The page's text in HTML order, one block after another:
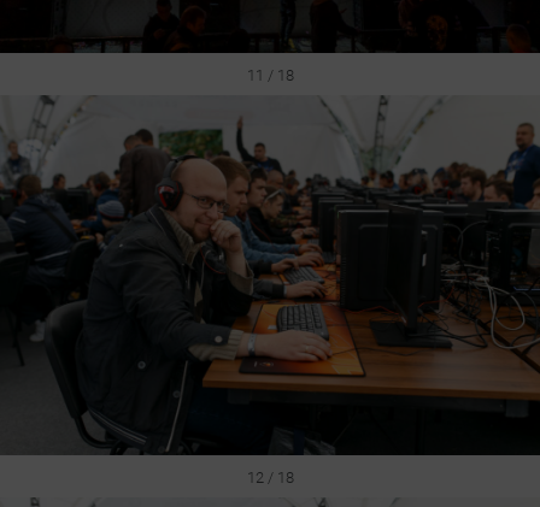
11 / 18
12 / 18